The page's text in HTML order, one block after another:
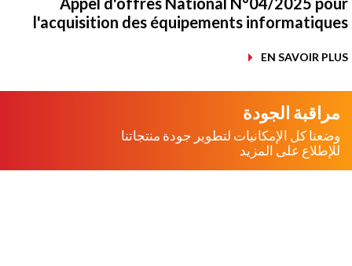
l'acquisition des équipements
EN SAVOIR
مراقبة الجودة
وضعنا كل الإمكانيات لتطوير جودة منتجاتنا
للإطلاع على المزيد